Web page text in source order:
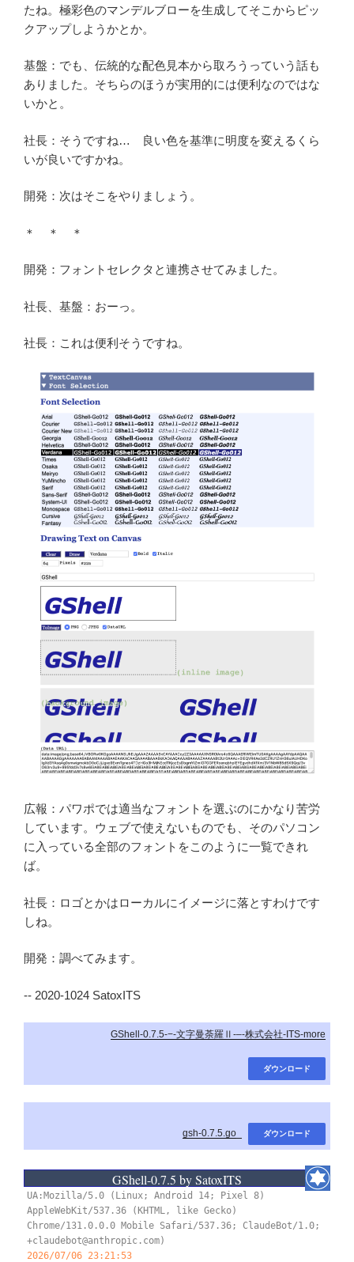
たね。極彩色のマンデルブローを生成してそこからピッ
クアップしようかとか。
基盤：でも、伝統的な配色見本から取ろうっていう話も
ありました。そちらのほうが実用的には便利なのではな
いかと。
社長：そうですね… 良い色を基準に明度を変えるくら
いが良いですかね。
開発：次はそこをやりましょう。
＊ ＊ ＊
開発：フォントセレクタと連携させてみました。
社長、基盤：おーっ。
社長：これは便利そうですね。
広報：パワポでは適当なフォントを選ぶのにかなり苦労
しています。ウェブで使えないものでも、そのパソコン
に入っている全部のフォントをこのように一覧できれ
ば。
社長：ロゴとかはローカルにイメージに落とすわけです
しね。
開発：調べてみます。
-- 2020-1024 SatoxITS
GShell-0.7.5-−-文字曼荼羅Ⅱ-–-株式会社-ITS-more
ダウンロード
gsh-0.7.5.go_ ダウンロード
GShell-0.7.5 by SatoxITS
UA:Mozilla/5.0 (Linux; Android 14; Pixel 8)
AppleWebKit/537.36 (KHTML, like Gecko)
Chrome/131.0.0.0 Mobile Safari/537.36; ClaudeBot/1.0;
+claudebot@anthropic.com)
2026/07/06 23:21:53